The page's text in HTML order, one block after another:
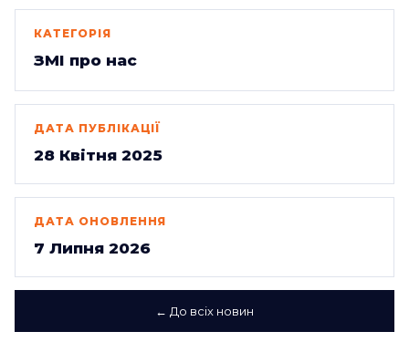
КАТЕГОРІЯ
ЗМІ про нас
ДАТА ПУБЛІКАЦІЇ
28 Квітня 2025
ДАТА ОНОВЛЕННЯ
7 Липня 2026
← До всіх новин